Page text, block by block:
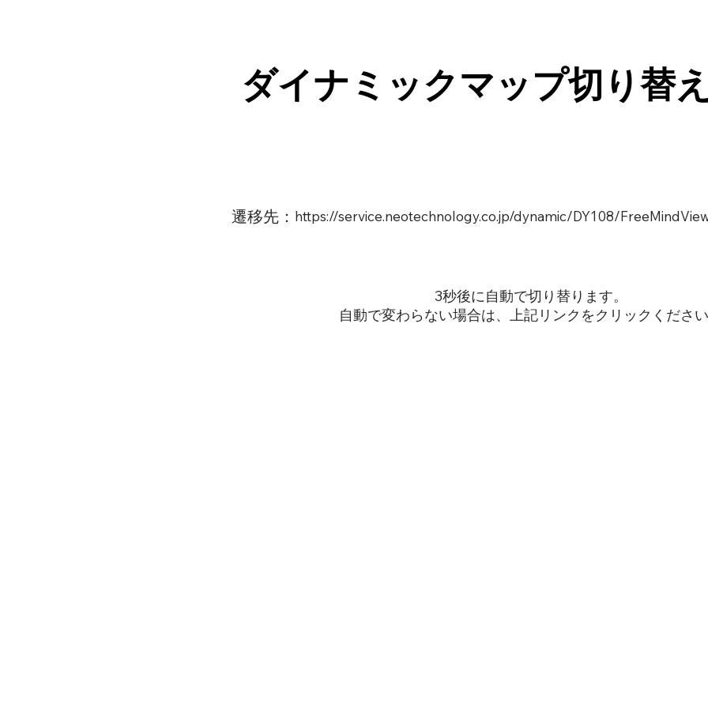
ダイナミックマップ切り替
遷移先： https://service.neotechnology.co.jp/dynamic/DY108/
3秒後に自動で切り替ります。
自動で変わらない場合は、上記リンクをクリックください